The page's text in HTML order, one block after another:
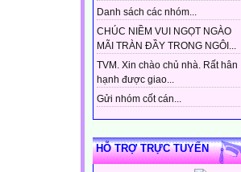
Danh sách các nhóm...
CHÚC NIỀM VUI NGỌT NGÀO
MÃI TRÀN ĐẦY TRONG NGÔI...
TVM. Xin chào chủ nhà. Rất hân
hạnh được giao...
Gửi nhóm cốt cán...
HỖ TRỢ TRỰC TUYẾN